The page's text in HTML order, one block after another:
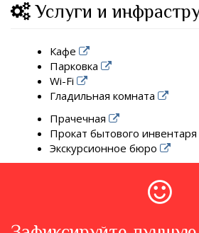
Услуги и
Кафе
Парковка
Wi-Fi
Гладильная комната
Прачечная
Прокат бытового инвентаря
Экскурсионное бюро